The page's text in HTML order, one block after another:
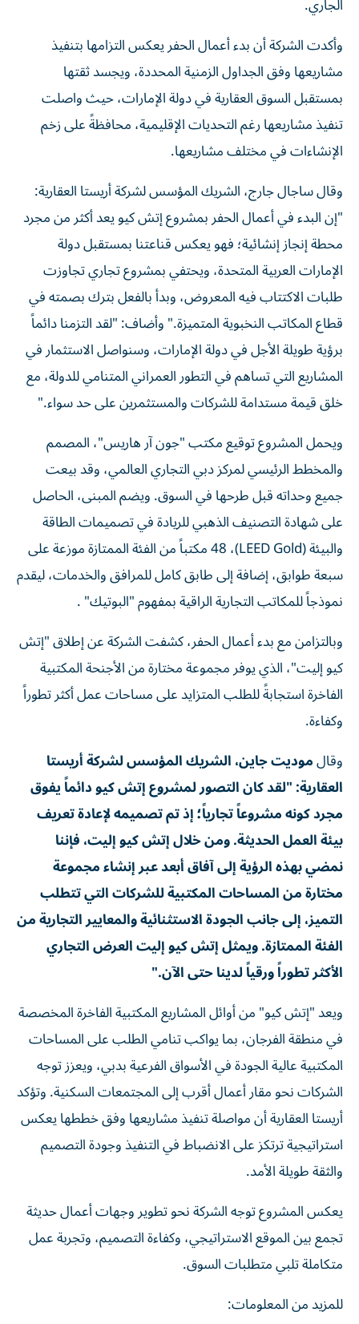
وأكدت الشركة أن بدء أعمال الحفر يعكس التزامها بتنفيذ
مشاريعها وفق الجداول الزمنية المحددة، ويجسد ثقتها
بمستقبل السوق العقارية في دولة الإمارات، حيث واصلت
تنفيذ مشاريعها رغم التحديات الإقليمية، محافظةً على زخم
الإنشاءات في مختلف مشاريعها.
وقال ساجال جارج، الشريك المؤسس لشركة أريستا العقارية:
"إن البدء في أعمال الحفر بمشروع إتش كيو يعد أكثر من مجرد
محطة إنجاز إنشائية؛ فهو يعكس قناعتنا بمستقبل دولة
الإمارات العربية المتحدة، ويحتفي بمشروع تجاري تجاوزت
طلبات الاكتتاب فيه المعروض، وبدأ بالفعل بترك بصمته في
قطاع المكاتب النخبوية المتميزة." وأضاف: "لقد التزمنا دائماً
برؤية طويلة الأجل في دولة الإمارات، وسنواصل الاستثمار في
المشاريع التي تساهم في التطور العمراني المتنامي للدولة، مع
خلق قيمة مستدامة للشركات والمستثمرين على حد سواء."
ويحمل المشروع توقيع مكتب "جون آر هاريس"، المصمم
والمخطط الرئيسي لمركز دبي التجاري العالمي، وقد بيعت
جميع وحداته قبل طرحها في السوق. ويضم المبنى، الحاصل
على شهادة التصنيف الذهبي للريادة في تصميمات الطاقة
والبيئة (LEED Gold)، 48 مكتباً من الفئة الممتازة موزعة على
سبعة طوابق، إضافة إلى طابق كامل للمرافق والخدمات، ليقدم
نموذجاً للمكاتب التجارية الراقية بمفهوم "البوتيك" .
وبالتزامن مع بدء أعمال الحفر، كشفت الشركة عن إطلاق "إتش
كيو إليت"، الذي يوفر مجموعة مختارة من الأجنحة المكتبية
الفاخرة استجابةً للطلب المتزايد على مساحات عمل أكثر تطوراً
وكفاءة.
وقالموديت جاين، الشريك المؤسس لشركة أريستا
العقارية: "لقد كان التصور لمشروع إتش كيو دائماً يفوق
مجرد كونه مشروعاً تجارياً؛ إذ تم تصميمه لإعادة تعريف
بيئة العمل الحديثة. ومن خلال إتش كيو إليت، فإننا
نمضي بهذه الرؤية إلى آفاق أبعد عبر إنشاء مجموعة
مختارة من المساحات المكتبية للشركات التي تتطلب
التميز، إلى جانب الجودة الاستثنائية والمعايير التجارية من
الفئة الممتازة. ويمثل إتش كيو إليت العرض التجاري
الأكثر تطوراً ورقياً لدينا حتى الآن."
ويعد "إتش كيو" من أوائل المشاريع المكتبية الفاخرة المخصصة
في منطقة الفرجان، بما يواكب تنامي الطلب على المساحات
المكتبية عالية الجودة في الأسواق الفرعية بدبي، ويعزز توجه
الشركات نحو مقار أعمال أقرب إلى المجتمعات السكنية. وتؤكد
أريستا العقارية أن مواصلة تنفيذ مشاريعها وفق خططها يعكس
استراتيجية ترتكز على الانضباط في التنفيذ وجودة التصميم
والثقة طويلة الأمد.
يعكس المشروع توجه الشركة نحو تطوير وجهات أعمال حديثة
تجمع بين الموقع الاستراتيجي، وكفاءة التصميم، وتجربة عمل
متكاملة تلبي متطلبات السوق.
للمزيد من المعلومات: